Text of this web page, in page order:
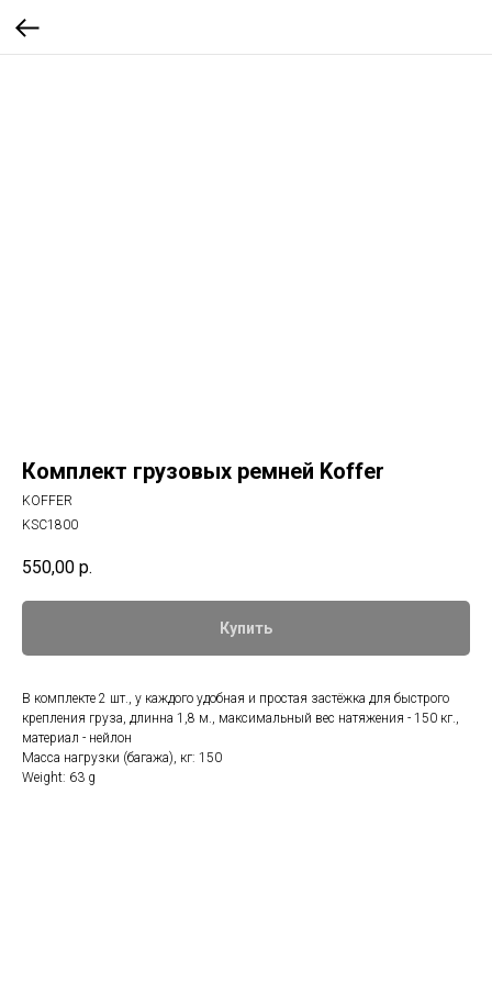
Комплект грузовых ремней Koffer
KOFFER
KSC1800
550,00 р.
Купить
В комплекте 2 шт., у каждого удобная и простая застёжка для быстрого
крепления груза, длинна 1,8 м., максимальный вес натяжения - 150 кг.,
материал - нейлон
Масса нагрузки (багажа), кг: 150
Weight: 63 g